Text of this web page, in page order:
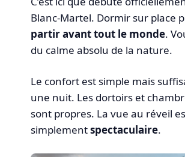
Blanc-Martel. Dormir sur place
partir avant tout le monde.
du calme absolu de la nature.
Le confort est simple mais
une nuit. Les dortoirs et
sont propres. La vue au réveil
simplementspectaculaire.